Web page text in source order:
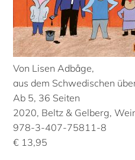
Von Lisen Adbåge,
aus dem Schwedischen
Ab 5, 36 Seiten
2020, Beltz & Gelberg,
978-3-407-75811-8
€ 13,95